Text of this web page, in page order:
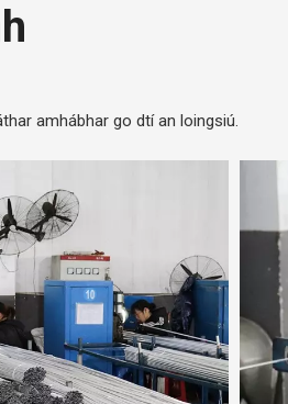
amhábhar go dtí an loingsiú.